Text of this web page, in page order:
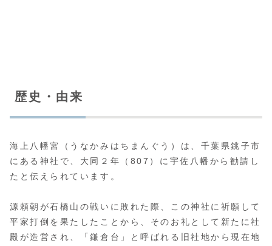
歴史・由来
海上八幡宮（うなかみはちまんぐう）は、千葉県銚子市
にある神社で、大同２年（807）に宇佐八幡から勧請し
たと伝えられています。
源頼朝が石橋山の戦いに敗れた際、この神社に祈願して
平家打倒を果たしたことから、そのお礼として新たに社
殿が造営され、「鎌倉台」と呼ばれる旧社地から現在地